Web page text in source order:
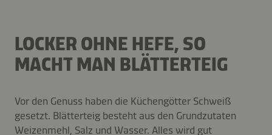
LOCKER OHNE HEFE, SO
MACHT MAN BLÄTTERTEIG
Vor den Genuss haben die Küchengötter Schweiß
gesetzt. Blätterteig besteht aus den Grundzutaten
Weizenmehl, Salz und Wasser. Alles wird gut